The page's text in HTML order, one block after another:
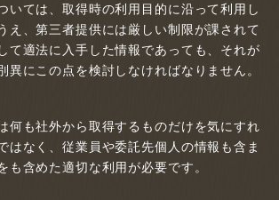
いては、取得時の利用目的に沿って利用し
え、第三者提供には厳しい制限が課されて
て適法に入手した情報であっても、それが
異にこの点を検討しなければなりません。
何も社外から取得するものだけを気にすれ
はなく、従業員や委託先個人の情報も含ま
も含めた適切な利用が必要です。